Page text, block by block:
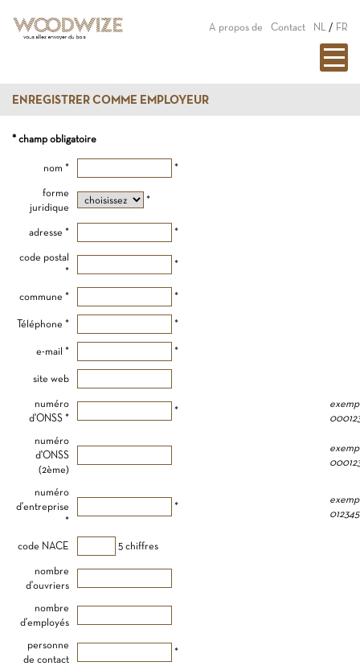
A propos de Contact NL / FR
ENREGISTRER COMME EMPLOYEUR
* champ obligatoire
nom * *
forme
juridique
*
adresse * *
code postal
*
*
commune * *
Téléphone * *
e-mail * *
site web
numéro
d'ONSS *
*
numéro
d'ONSS
(2ème)
numéro
d'entreprise
*
*
code NACE 5 chiffres
nombre
d'ouvriers
nombre
d'employés
personne
de contact
*